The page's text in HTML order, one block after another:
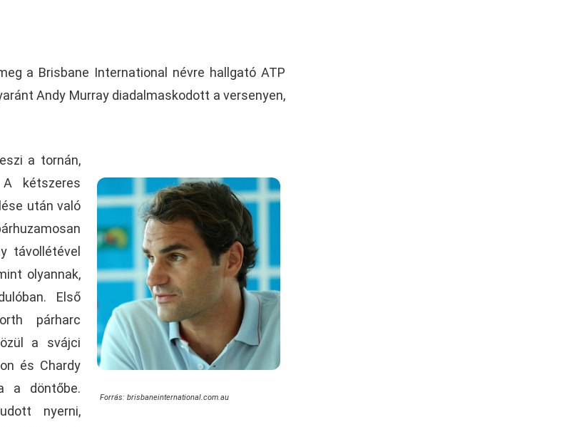
a Brisbane International névre hallgató ATP
Andy Murray diadalmaskodott a versenyen,
Forrás: brisbaneinternational.com.au
a tornán,
kétszeres
után való
távollétével
olyannak,
Első
párharc
a svájci
és Chardy
a döntőbe.
nyerni,